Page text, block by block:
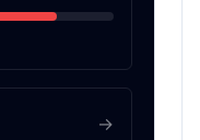
->